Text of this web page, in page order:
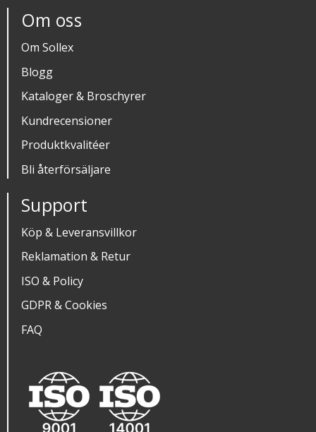
Om oss
Om Sollex
Blogg
Kataloger & Broschyrer
Kundrecensioner
Produktkvalitéer
Bli återförsäljare
Support
Köp & Leveransvillkor
Reklamation & Retur
ISO & Policy
GDPR & Cookies
FAQ